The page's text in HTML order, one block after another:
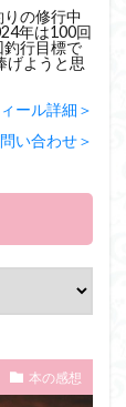
の修行中
年は100回
行目標で
げようと思
ール詳細＞
い合わせ＞
本の感想